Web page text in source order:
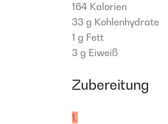
164 Kalorien
33 g Kohlenhydrate
1 g Fett
3 g Eiweiß
Zubereitung
1.